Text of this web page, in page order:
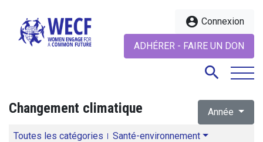
account_circle Connexion
ADHÉRER - FAIRE UN DON
search
Changement climatique Année
Toutes les catégories Santé-environnement